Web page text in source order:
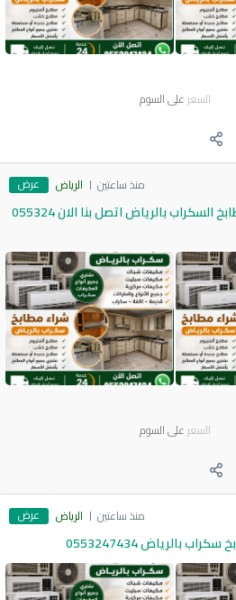
السعر على السوم
منذ ساعتين الرياض عرض
نشتري مكيفات ومطابخ السكراب بالرياض اتصل بنا الان 055324
السعر على السوم
منذ ساعتين الرياض عرض
بالرياض 0553247434